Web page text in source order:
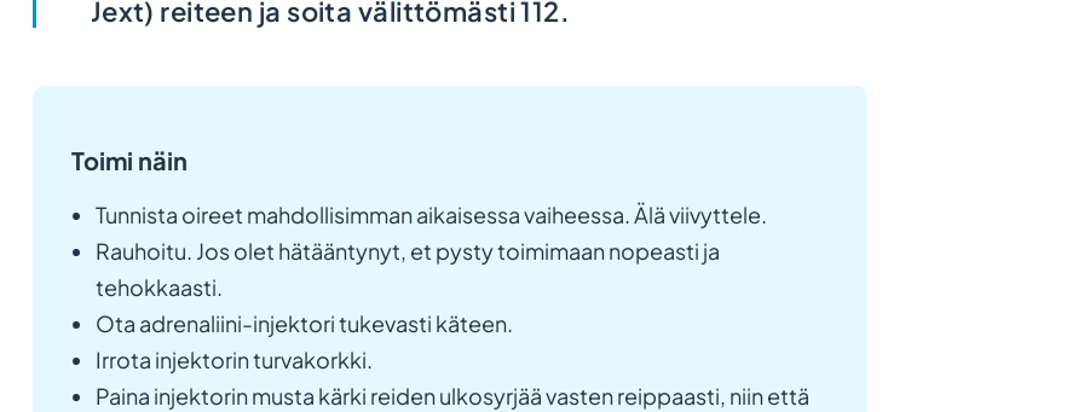
Jext) reiteen ja soita välittömästi 112.
Toimi näin
Tunnista oireet mahdollisimman aikaisessa vaiheessa. Älä viivyttele.
Rauhoitu. Jos olet hätääntynyt, et pysty toimimaan nopeasti ja
tehokkaasti.
Ota adrenaliini-injektori tukevasti käteen.
Irrota injektorin turvakorkki.
Paina injektorin musta kärki reiden ulkosyrjää vasten reippaasti, niin että